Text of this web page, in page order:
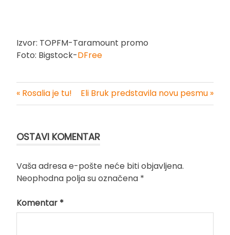
Izvor: TOPFM-Taramount promo
Foto: Bigstock-DFree
Kretanje
« Rosalia je tu! Eli Bruk predstavila novu pesmu »
OSTAVI KOMENTAR
Vaša adresa e-pošte neće biti objavljena.
Neophodna polja su označena *
Komentar *